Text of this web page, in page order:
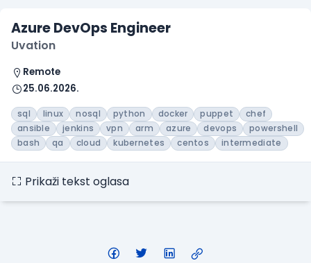
Azure DevOps Engineer
Uvation
Remote
25.06.2026.
sql linux nosql python docker puppet
chef
ansible
jenkins vpn arm azure devops
powershell
bash
qa cloud kubernetes centos intermediate
Prikaži tekst oglasa